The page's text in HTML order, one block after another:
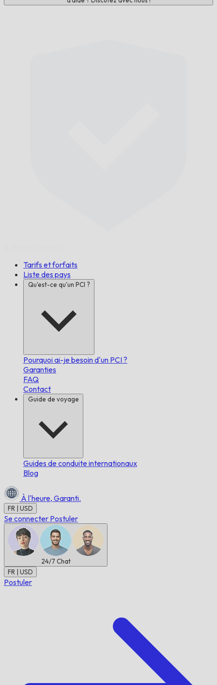
Tarifs et forfaits
Liste des pays
Qu'est-ce qu'un PCI ?
Pourquoi ai-je besoin d'un PCI ?
Garanties
FAQ
Contact
Guide de voyage
Guides de conduite internationaux
Blog
À l'heure, Garanti.
FR | USD
Se connecter Postuler
24/7 Chat
FR | USD
Postuler